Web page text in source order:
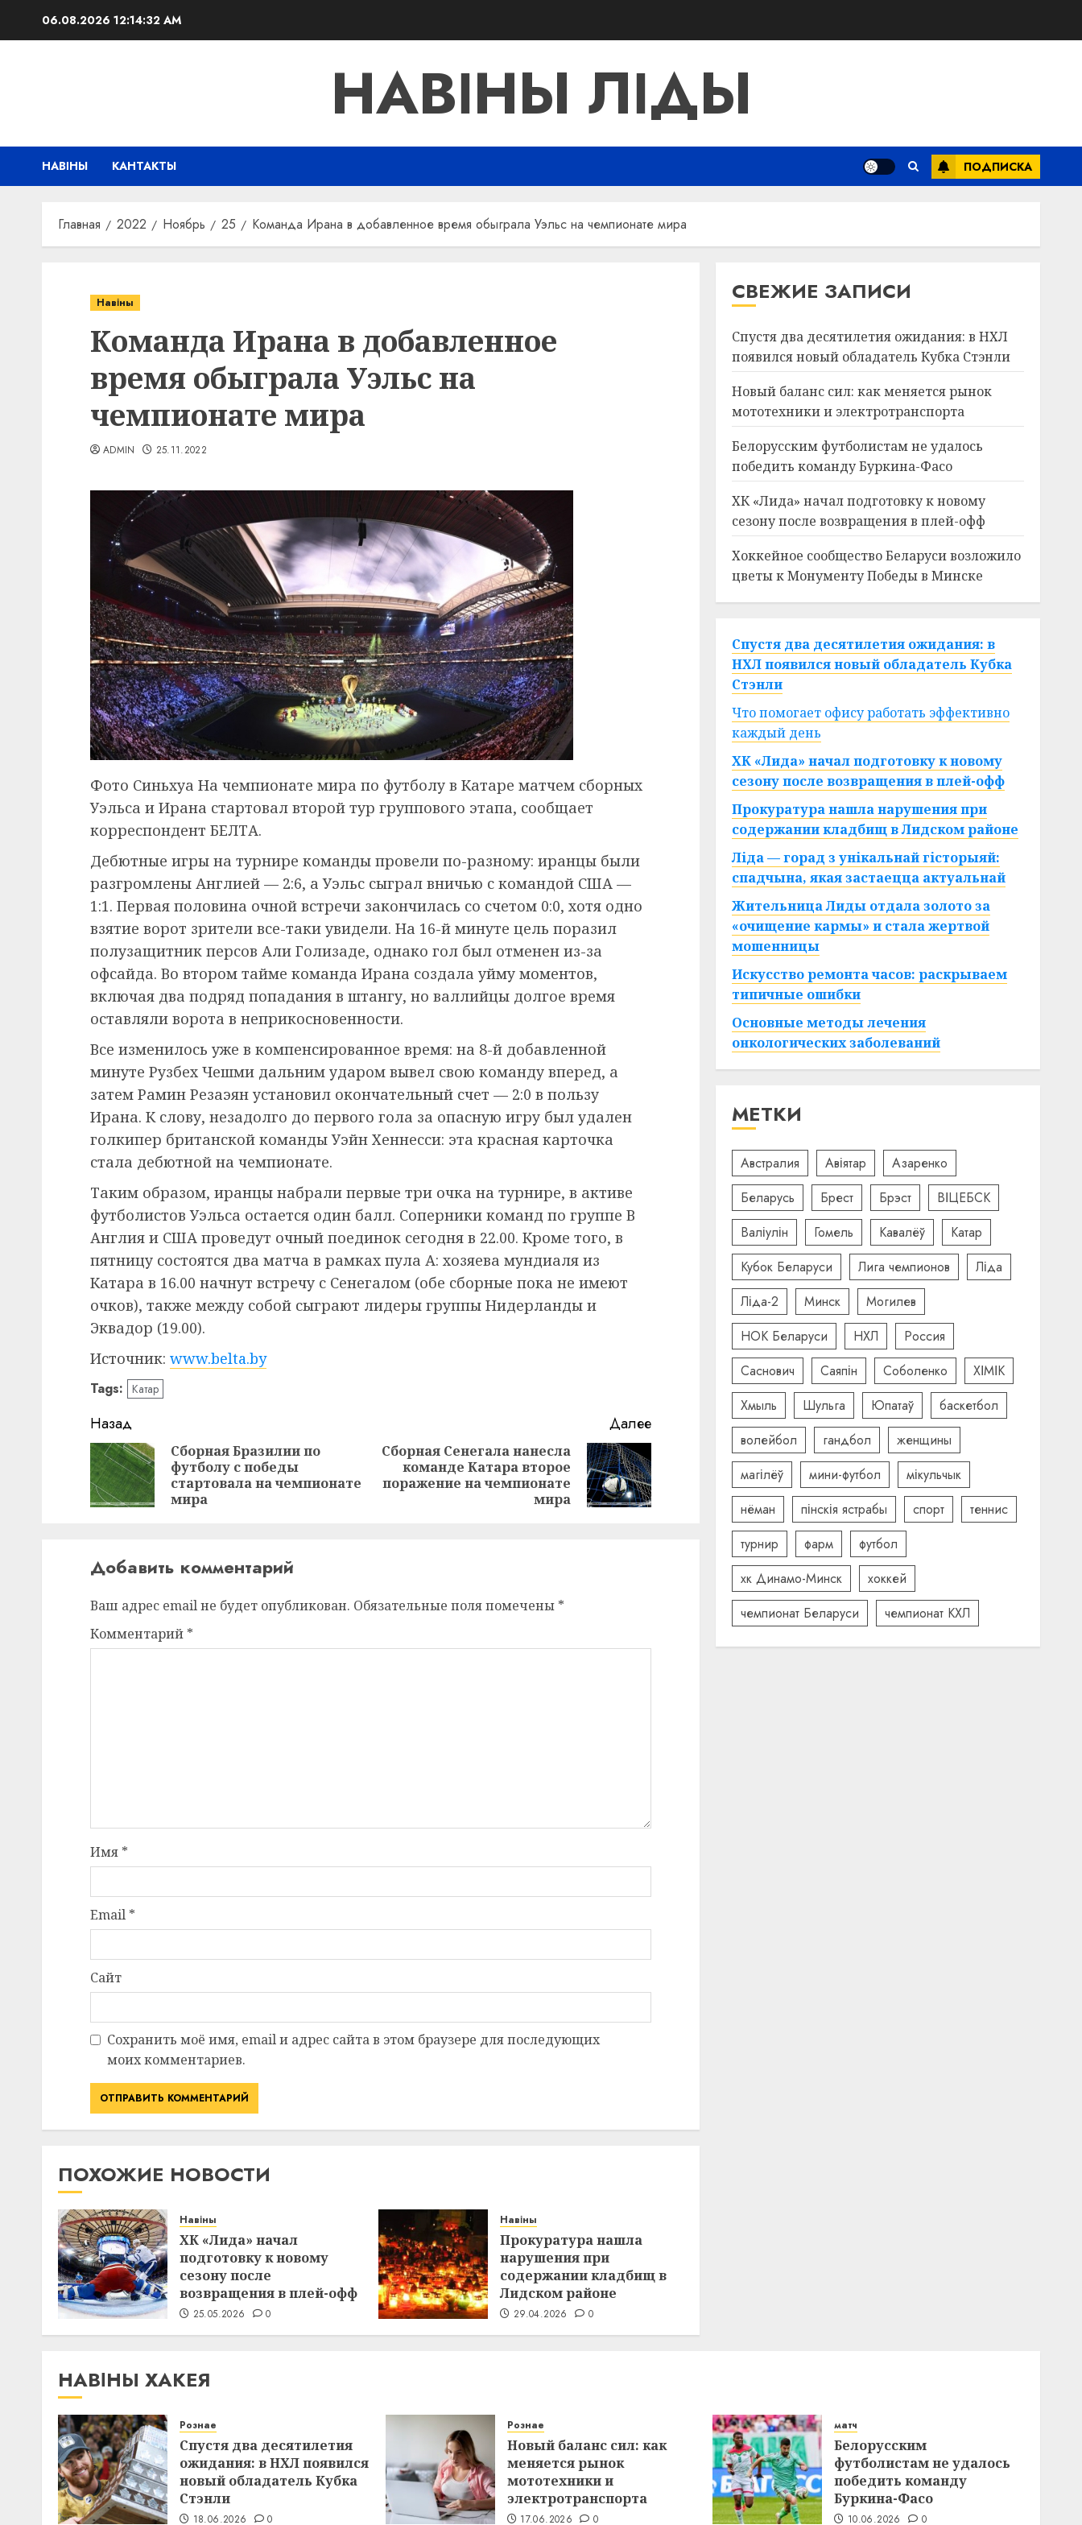
06.08.2026 12:14:32 AM
НАВІНЫ ЛІДЫ
НАВІНЫ КАНТАКТЫ ПОДПИСКА
Главная 2022 Ноябрь 25 Команда Ирана в добавленное время обыграла Уэльс на чемпионате мира
Навіны
Команда Ирана в добавленное
время обыграла Уэльс на
чемпионате мира
ADMIN 25.11.2022
Фото Синьхуа На чемпионате мира по футболу в Катаре матчем сборных
Уэльса и Ирана стартовал второй тур группового этапа, сообщает
корреспондент БЕЛТА.
Дебютные игры на турнире команды провели по-разному: иранцы были
разгромлены Англией — 2:6, а Уэльс сыграл вничью с командой США —
1:1. Первая половина очной встречи закончилась со счетом 0:0, хотя одно
взятие ворот зрители все-таки увидели. На 16-й минуте цель поразил
полузащитник персов Али Голизаде, однако гол был отменен из-за
офсайда. Во втором тайме команда Ирана создала уйму моментов,
включая два подряд попадания в штангу, но валлийцы долгое время
оставляли ворота в неприкосновенности.
Все изменилось уже в компенсированное время: на 8-й добавленной
минуте Рузбех Чешми дальним ударом вывел свою команду вперед, а
затем Рамин Резаэян установил окончательный счет — 2:0 в пользу
Ирана. К слову, незадолго до первого гола за опасную игру был удален
голкипер британской команды Уэйн Хеннесси: эта красная карточка
стала дебютной на чемпионате.
Таким образом, иранцы набрали первые три очка на турнире, в активе
футболистов Уэльса остается один балл. Соперники команд по группе В
Англия и США проведут очный поединок сегодня в 22.00. Кроме того, в
пятницу состоятся два матча в рамках пула А: хозяева мундиаля из
Катара в 16.00 начнут встречу с Сенегалом (обе сборные пока не имеют
очков), также между собой сыграют лидеры группы Нидерланды и
Эквадор (19.00).
Источник: www.belta.by
Tags: Катар
Навигация
записи
Назад
Предыдущая
запись:
Сборная Бразилии по
футболу с победы
стартовала на чемпионате
мира
Далее
Следующая
запись:
Сборная Сенегала нанесла
команде Катара второе
поражение на чемпионате
мира
Добавить комментарий
Ваш адрес email не будет опубликован. Обязательные поля помечены *
Комментарий *
Имя *
Email *
Сайт
Сохранить моё имя, email и адрес сайта в этом браузере для последующих
моих комментариев.
ПОХОЖИЕ НОВОСТИ
Навіны
ХК «Лида» начал
подготовку к новому
сезону после
возвращения в плей-офф
25.05.2026 0
Навіны
Прокуратура нашла
нарушения при
содержании кладбищ в
Лидском районе
29.04.2026 0
СВЕЖИЕ ЗАПИСИ
Спустя два десятилетия ожидания: в НХЛ
появился новый обладатель Кубка Стэнли
Новый баланс сил: как меняется рынок
мототехники и электротранспорта
Белорусским футболистам не удалось
победить команду Буркина-Фасо
ХК «Лида» начал подготовку к новому
сезону после возвращения в плей-офф
Хоккейное сообщество Беларуси возложило
цветы к Монументу Победы в Минске
Спустя два десятилетия ожидания: в
НХЛ появился новый обладатель Кубка
Стэнли
Что помогает офису работать эффективно
каждый день
ХК «Лида» начал подготовку к новому
сезону после возвращения в плей-офф
Прокуратура нашла нарушения при
содержании кладбищ в Лидском районе
Ліда — горад з унікальнай гісторыяй:
спадчына, якая застаецца актуальнай
Жительница Лиды отдала золото за
«очищение кармы» и стала жертвой
мошенницы
Искусство ремонта часов: раскрываем
типичные ошибки
Основные методы лечения
онкологических заболеваний
МЕТКИ
Австралия Авіятар
Азаренко
Беларусь
Брест Брэст
ВІЦЕБСК
Валіулін
Гомель Кавалёў
Катар
Кубок Беларуси
Лига чемпионов
Ліда
Ліда-2
Минск
Могилев
НОК Беларуси
НХЛ
Россия
Саснович
Саяпін Соболенко
ХІМІК
Хмыль
Шульга Юпатаў
баскетбол
волейбол
гандбол
женщины
магілёў
мини-футбол
мікульчык
нёман
пінскія ястрабы спорт
теннис
турнир
фарм
футбол
хк Динамо-Минск
хоккей
чемпионат Беларуси
чемпионат КХЛ
НАВІНЫ ХАКЕЯ
Рознае
Спустя два десятилетия
ожидания: в НХЛ появился
новый обладатель Кубка
Стэнли
18.06.2026 0
Рознае
Новый баланс сил: как
меняется рынок
мототехники и
электротранспорта
17.06.2026 0
матч
Белорусским
футболистам не удалось
победить команду
Буркина-Фасо
10.06.2026 0